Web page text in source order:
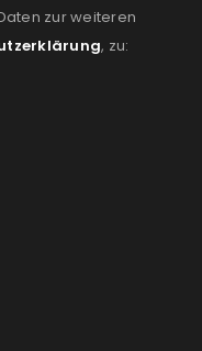
zur weiteren
, zu: